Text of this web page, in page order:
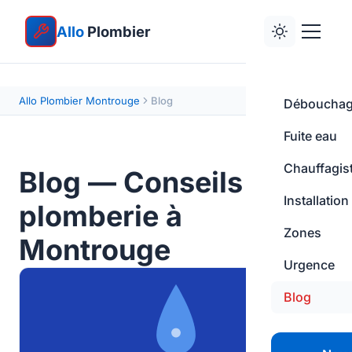
Allo Plombier
Fuite eau
Installation
Zones
Urgence
Blog
Allo Plombier Montrouge Blog
Blog — Conseils
plomberie à
Montrouge